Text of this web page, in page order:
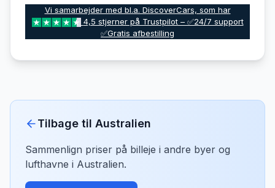
Vi samarbejder med bl.a. DiscoverCars, som har
4,5 stjerner på Trustpilot – ✅24/7 support
✅Gratis afbestilling
Tilbage til Australien
Sammenlign priser på billeje i andre byer og
lufthavne i Australien.